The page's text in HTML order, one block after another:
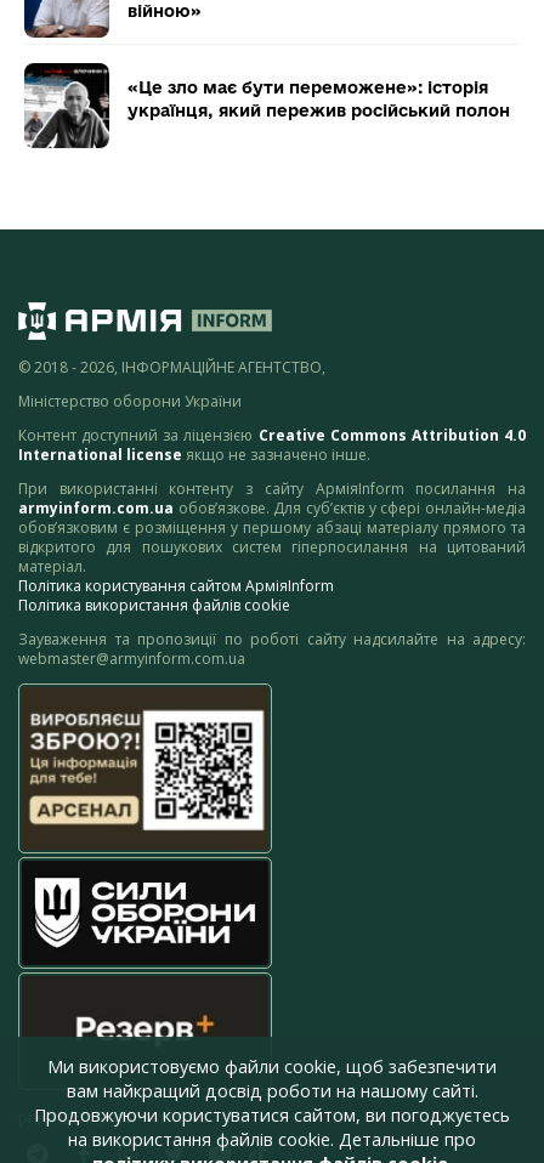
війною»
«Це зло має бути переможене»: історія
українця, який пережив російський полон
© 2018 - 2026, ІНФОРМАЦІЙНЕ АГЕНТСТВО,
Міністерство оборони України
Контент доступний за ліцензією Creative Commons Attribution 4.0
International license якщо не зазначено інше.
При використанні контенту з сайту АрміяInform посилання на
armyinform.com.ua обов’язкове. Для суб’єктів у сфері онлайн-медіа
обов’язковим є розміщення у першому абзаці матеріалу прямого та
відкритого для пошукових систем гіперпосилання на цитований
матеріал.
Політика користування сайтом АрміяInform
Політика використання файлів cookie
Зауваження та пропозиції по роботі сайту надсилайте на адресу:
webmaster@armyinform.com.ua
press@armyinform.com.ua
Ми використовуємо файли cookie, щоб забезпечити
вам найкращий досвід роботи на нашому сайті.
Продовжуючи користуватися сайтом, ви погоджуєтесь
на використання файлів cookie. Детальніше про